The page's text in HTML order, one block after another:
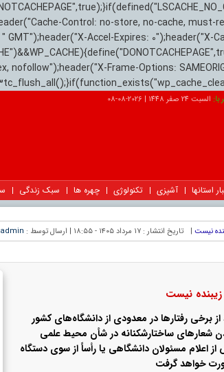
Control: no-store, no-cache, must-
Accel-Expires: 0");header("X-
Frame-Options:
با:السبت 24 صفر 1448 |
2026-08-08
استانها آشپزی تکنولوژی چهره ها سبک زندگی
نیست | تاریخ انتشار : ۱۷ مرداد ۱۴۰۵ - ۱۸:۵۵ | ارسال توسط : admin
نیست
برخی رفتارها در معدودی از دانشگاه‌های کشور
شعارهای ساختارشکنانه در شأن محیط علمی
مسئولان دانشگاهی یا رأساً از سوی دستگاه
خواهد گرفت